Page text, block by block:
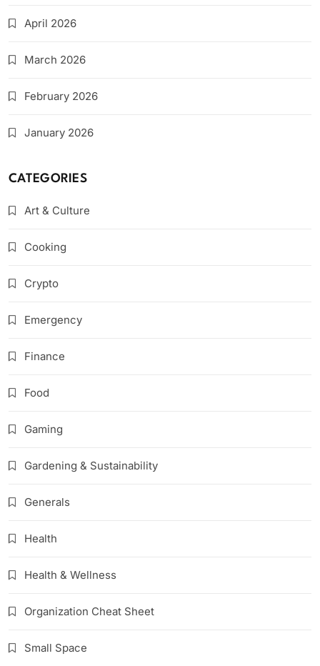
April 2026
March 2026
February 2026
January 2026
CATEGORIES
Art & Culture
Cooking
Crypto
Emergency
Finance
Food
Gaming
Gardening & Sustainability
Generals
Health
Health & Wellness
Organization Cheat Sheet
Small Space